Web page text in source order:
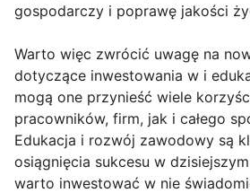
gospodarczy i poprawę jakości
Warto więc zwrócić uwagę na
dotyczące inwestowania w i
mogą one przynieść wiele
pracowników, firm, jak i całego
Edukacja i rozwój zawodowy są
osiągnięcia sukcesu w
warto inwestować w nie